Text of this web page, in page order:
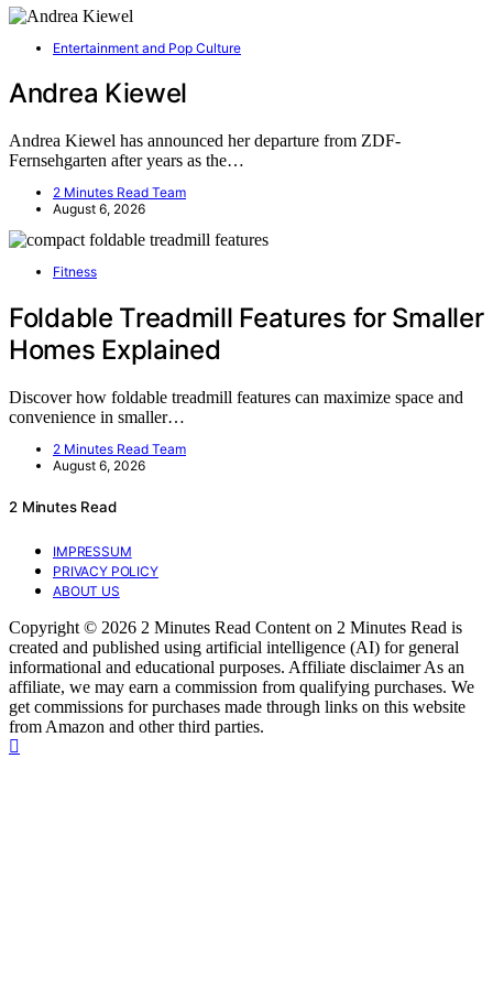
Entertainment and Pop Culture
Andrea Kiewel
Andrea Kiewel has announced her departure from ZDF-
Fernsehgarten after years as the…
2 Minutes Read Team
August 6, 2026
Fitness
Foldable Treadmill Features for Smaller
Homes Explained
Discover how foldable treadmill features can maximize space and
convenience in smaller…
2 Minutes Read Team
August 6, 2026
2 Minutes Read
IMPRESSUM
PRIVACY POLICY
ABOUT US
Copyright © 2026 2 Minutes Read Content on 2 Minutes Read is
created and published using artificial intelligence (AI) for general
informational and educational purposes. Affiliate disclaimer As an
affiliate, we may earn a commission from qualifying purchases. We
get commissions for purchases made through links on this website
from Amazon and other third parties.